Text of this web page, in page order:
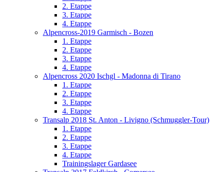
2. Etappe
3. Etappe
4. Etappe
Alpencross-2019 Garmisch - Bozen
1. Etappe
2. Etappe
3. Etappe
4. Etappe
Alpencross 2020 Ischgl - Madonna di Tirano
1. Etappe
2. Etappe
3. Etappe
4. Etappe
Transalp 2018 St. Anton - Livigno (Schmuggler-Tour)
1. Etappe
2. Etappe
3. Etappe
4. Etappe
Trainingslager Gardasee